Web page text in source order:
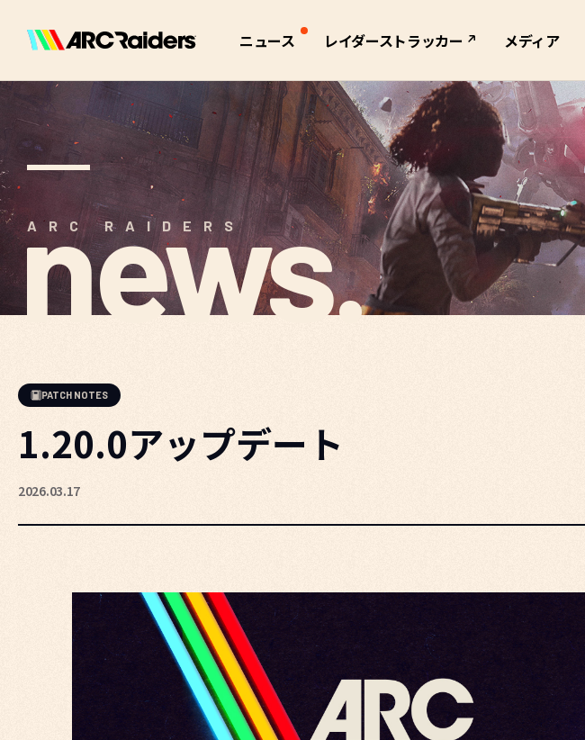
ニュース
お知らせ
パッチノート
イベント
レイダーストラッカー
アーク
アイテム
クエスト
作業台
トレーダー
スキル
イベントタイマー
世界観
メディア
トレーラー
キービジュアル
スクショ
ARC RAIDERS
news.
PATCH NOTES
1.20.0アップデート
2026.03.17